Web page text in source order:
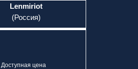
Доступная цена
Lenmiriot
(Россия)